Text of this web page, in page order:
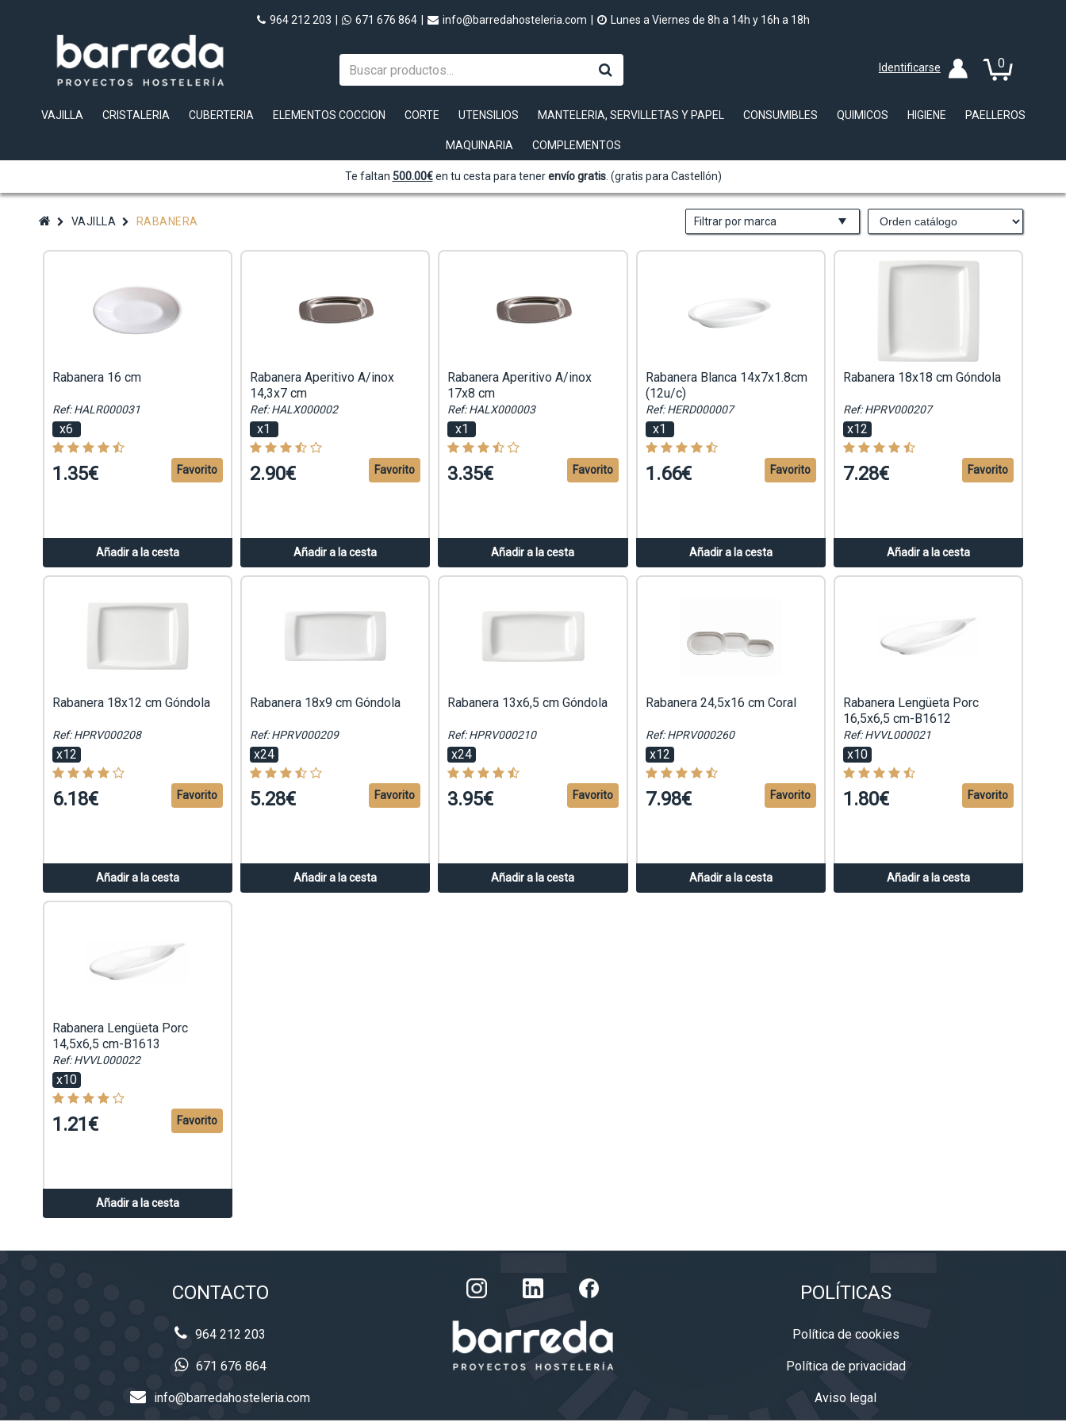
964 212 203 671 676 864 info@barredahosteleria.com Lunes a Viernes de 8h a 14h y 16h a 18h
0
Identificarse
VAJILLA CRISTALERIA CUBERTERIA ELEMENTOS COCCION CORTE UTENSILIOS MANTELERIA, SERVILLETAS Y PAPEL CONSUMIBLES QUIMICOS HIGIENE PAELLEROS
MAQUINARIA COMPLEMENTOS
Te faltan 500.00€en tu cesta para tenerenvío gratis. (gratis para Castellón)
Filtrar por marca
VAJILLA RABANERA
Rabanera 16 cm
Ref: HALR000031
x6
1.35€
Añadir a la cesta
Favorito
Rabanera Aperitivo A/inox
14,3x7 cm
Ref: HALX000002
x1
2.90€
Añadir a la cesta
Favorito
Rabanera Aperitivo A/inox
17x8 cm
Ref: HALX000003
x1
3.35€
Añadir a la cesta
Favorito
Rabanera Blanca 14x7x1.8cm
(12u/c)
Ref: HERD000007
x1
1.66€
Añadir a la cesta
Favorito
Rabanera 18x18 cm Góndola
Ref: HPRV000207
x12
7.28€
Añadir a la cesta
Favorito
Rabanera 18x12 cm Góndola
Ref: HPRV000208
x12
6.18€
Añadir a la cesta
Favorito
Rabanera 18x9 cm Góndola
Ref: HPRV000209
x24
5.28€
Añadir a la cesta
Favorito
Rabanera 13x6,5 cm Góndola
Ref: HPRV000210
x24
3.95€
Añadir a la cesta
Favorito
Rabanera 24,5x16 cm Coral
Ref: HPRV000260
x12
7.98€
Añadir a la cesta
Favorito
Rabanera Lengüeta Porc
16,5x6,5 cm-B1612
Ref: HVVL000021
x10
1.80€
Añadir a la cesta
Favorito
Rabanera Lengüeta Porc
14,5x6,5 cm-B1613
Ref: HVVL000022
x10
1.21€
Añadir a la cesta
Favorito
CONTACTO
964 212 203
671 676 864
info@barredahosteleria.com
POLÍTICAS
Política de cookies
Política de privacidad
Aviso legal